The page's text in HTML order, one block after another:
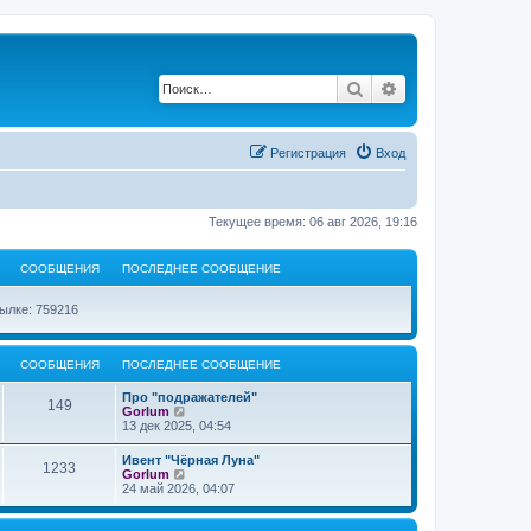
Поиск
Вход
Регистрация
Текущее время: 06 авг 2026, 19:16
СООБЩЕНИЯ ПОСЛЕДНЕЕ СООБЩЕНИЕ
759216
СООБЩЕНИЯ ПОСЛЕДНЕЕ СООБЩЕНИЕ
149
Про "подражателей"
Gorlum
е
й
т
и
к
п
13 дек 2025, 04:54
1233
Ивент "Чёрная Луна"
Gorlum
е
е
24 май 2026, 04:07